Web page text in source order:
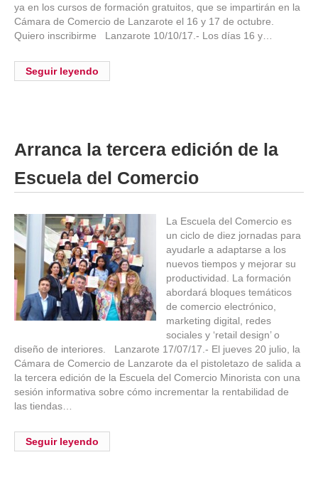
ya en los cursos de formación gratuitos, que se impartirán en la
Cámara de Comercio de Lanzarote el 16 y 17 de octubre.
Quiero inscribirme Lanzarote 10/10/17.- Los días 16 y…
Seguir leyendo
Arranca la tercera edición de la
Escuela del Comercio
La Escuela del Comercio es
un ciclo de diez jornadas para
ayudarle a adaptarse a los
nuevos tiempos y mejorar su
productividad. La formación
abordará bloques temáticos
de comercio electrónico,
marketing digital, redes
sociales y ‘retail design’ o
diseño de interiores. Lanzarote 17/07/17.- El jueves 20 julio, la
Cámara de Comercio de Lanzarote da el pistoletazo de salida a
la tercera edición de la Escuela del Comercio Minorista con una
sesión informativa sobre cómo incrementar la rentabilidad de
las tiendas…
Seguir leyendo